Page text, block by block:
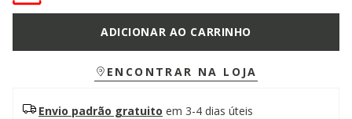
ADICIONAR AO CARRINHO
ENCONTRAR NA LOJA
Envio padrão gratuito em 3-4 dias úteis